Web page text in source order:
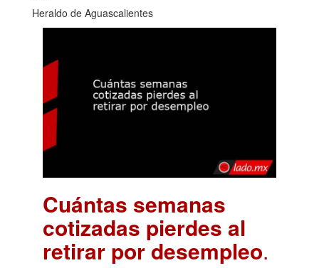
Heraldo de Aguascalientes
Cuántas semanas
cotizadas pierdes al
retirar por desempleo.